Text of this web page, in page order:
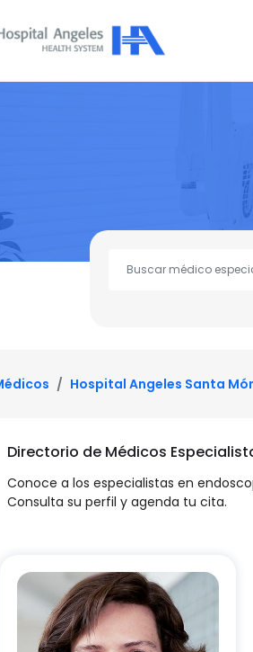
Hospital Angeles Santa
Directorio de Médicos
Conoce a los especialistas en
Consulta su perfil y agenda tu cita.